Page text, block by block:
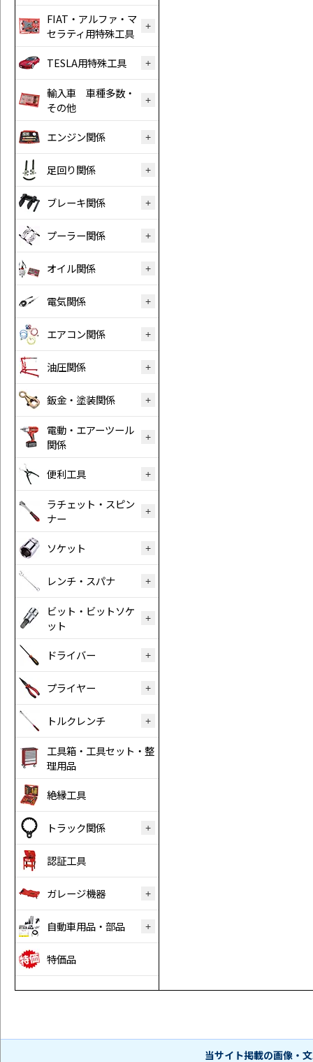
FIAT・アルファ・マ
セラティ用特殊工具
TESLA用特殊工具
輸入車 車種多数・
その他
エンジン関係
足回り関係
ブレーキ関係
プーラー関係
オイル関係
電気関係
エアコン関係
油圧関係
鈑金・塗装関係
電動・エアーツール
関係
便利工具
ラチェット・スピン
ナー
ソケット
レンチ・スパナ
ビット・ビットソケ
ット
ドライバー
プライヤー
トルクレンチ
工具箱・工具セット・整
理用品
絶縁工具
トラック関係
認証工具
ガレージ機器
自動車用品・部品
特価品
当サイト掲載の画像・